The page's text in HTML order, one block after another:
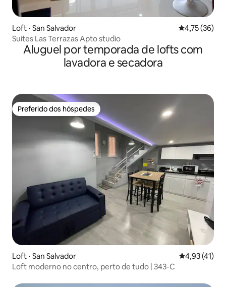
Loft ⋅ San Salvador 4,75 de uma
4,75 (36)
Suites Las Terrazas Apto studio
Aluguel por temporada de lofts com
lavadora e secadora
Preferido dos hóspedes
Preferido dos hóspedes
Loft ⋅ San Salvador 4,93 de uma
4,93 (41)
Loft moderno no centro, perto de tudo | 343-C